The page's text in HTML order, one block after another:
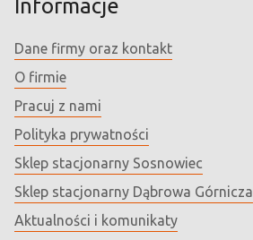
Informacje
Dane firmy oraz kontakt
O firmie
Pracuj z nami
Polityka prywatności
Sklep stacjonarny Sosnowiec
Sklep stacjonarny Dąbrowa Górnicza
Aktualności i komunikaty